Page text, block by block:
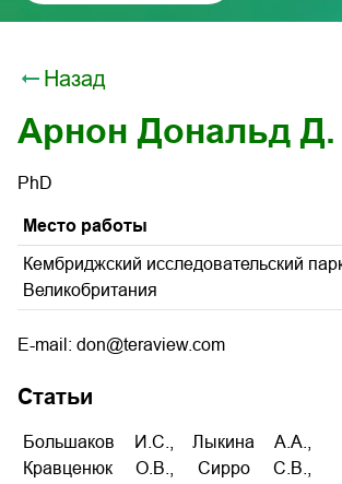
Назад
Арнон Дональд Д.
PhD
Место работы
Кембриджский исследовательский
Великобритания
E-mail: don@teraview.com
Статьи
Большаков И.С., Лыкина А.А.,
Кравценюк О.В., Сирро С.В.,